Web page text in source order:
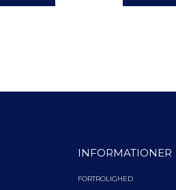
INFORMATIONER
FORTROLIGHED